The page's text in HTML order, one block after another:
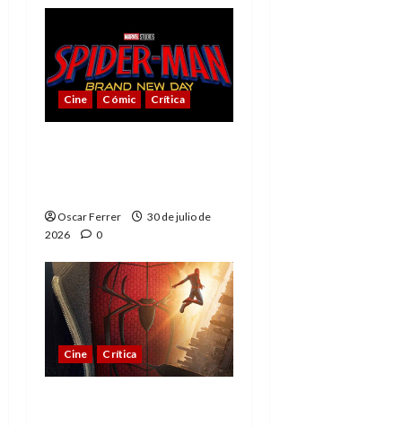
Cine Cómic Crítica
Oscar Ferrer
30 de julio de
2026
0
Cine Crítica